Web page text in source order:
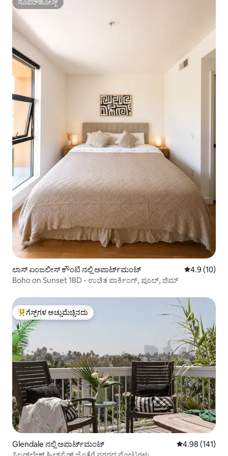
ಸೂಪರ್‌ಹೋಸ್ಟ್
ಸೂಪರ್‌ಹೋಸ್ಟ್
ಲಾಸ್ ಏಂಜಲೀಸ್ ಕೌಂಟಿ ನಲ್ಲಿ ಅಪಾರ್ಟ್‌ಮಂಟ್ 5 ರಲ್ಲಿ 4.9
4.9 (10)
Boho on Sunset 1BD - ಉಚಿತ ಪಾರ್ಕಿಂಗ್, ಪೂಲ್, ಜಿಮ್
ಗೆಸ್ಟ್‌ಗಳಿಗೆ ಅತಿ ಹೆಚ್ಚು ಅಚ್ಚುಮೆಚ್ಚಿನದು
ಗೆಸ್ಟ್‌ಗಳ ಅಚ್ಚುಮೆಚ್ಚಿನದು
Glendale ನಲ್ಲಿ ಅಪಾರ್ಟ್‌ಮಂಟ್ 5 ರಲ್ಲಿ 4.98
4.98 (141)